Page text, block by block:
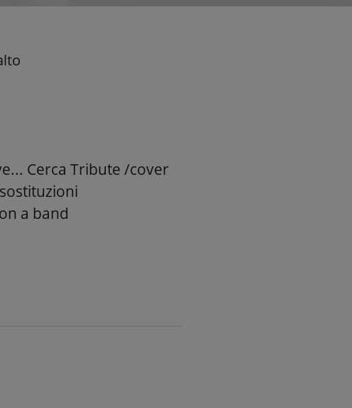
Cerca Tribute /cover
a band